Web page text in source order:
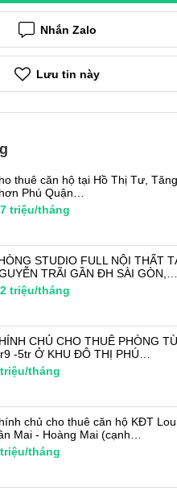
Nhắn Zalo
Lưu tin này
thuê căn hộ tại Hồ Thị Tư, Tăng
Phú Quận…
triệu/tháng
STUDIO FULL NỘI THẤT
TRÃI GẦN ĐH SÀI GÒN,…
triệu/tháng
CHỦ CHO THUÊ PHÒNG
-5tr Ở KHU ĐÔ THỊ PHÚ…
triệu/tháng
chủ cho thuê căn hộ KĐT
Mai - Hoàng Mai (cạnh…
triệu/tháng